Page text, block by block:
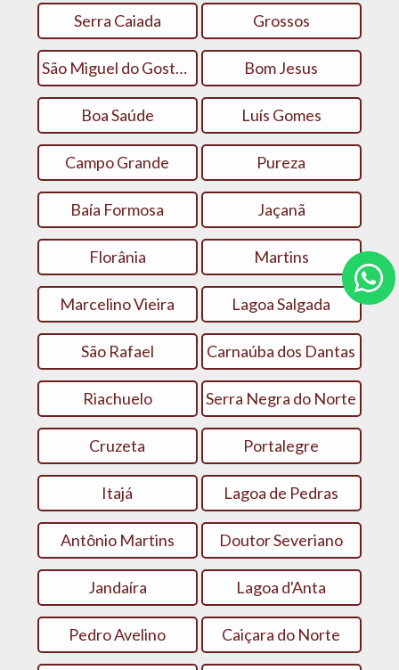
Serra Caiada Grossos
São Miguel do Gostoso Bom Jesus
Boa Saúde Luís Gomes
Campo Grande Pureza
Baía Formosa Jaçanã
Florânia Martins
Marcelino Vieira Lagoa Salgada
São Rafael Carnaúba dos Dantas
Riachuelo Serra Negra do Norte
Cruzeta Portalegre
Itajá Lagoa de Pedras
Antônio Martins Doutor Severiano
Jandaíra Lagoa d'Anta
Pedro Avelino Caiçara do Norte